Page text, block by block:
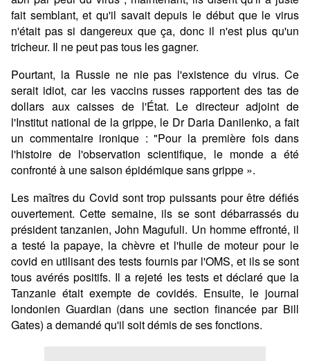
fait semblant, et qu'il savait depuis le début que le virus
n'était pas si dangereux que ça, donc il n'est plus qu'un
tricheur. Il ne peut pas tous les gagner.
Pourtant, la Russie ne nie pas l'existence du virus. Ce
serait idiot, car les vaccins russes rapportent des tas de
dollars aux caisses de l'État. Le directeur adjoint de
l'Institut national de la grippe, le Dr Daria Danilenko, a fait
un commentaire ironique : "Pour la première fois dans
l'histoire de l'observation scientifique, le monde a été
confronté à une saison épidémique sans grippe ».
Les maîtres du Covid sont trop puissants pour être défiés
ouvertement. Cette semaine, ils se sont débarrassés du
président tanzanien, John Magufuli. Un homme effronté, il
a testé la papaye, la chèvre et l'huile de moteur pour le
covid en utilisant des tests fournis par l'OMS, et ils se sont
tous avérés positifs. Il a rejeté les tests et déclaré que la
Tanzanie était exempte de covidés. Ensuite, le journal
londonien Guardian (dans une section financée par Bill
Gates) a demandé qu'il soit démis de ses fonctions.